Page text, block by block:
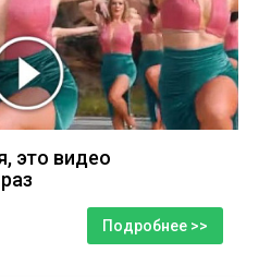
это видео
Подробнее >>